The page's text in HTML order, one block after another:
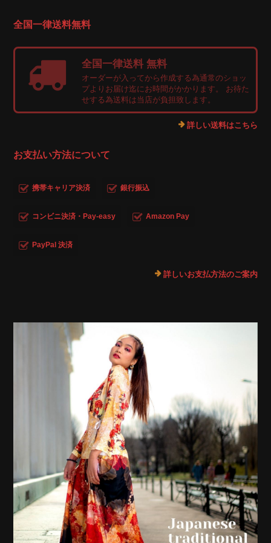
全国一律送料無料
全国一律送料 無料
オーダーが入ってから作成する為通常のショッ
プよりお届け迄にお時間がかかります。 お待た
せする為送料は当店が負担致します。
詳しい送料はこちら
お支払い方法について
携帯キャリア決済 銀行振込
コンビニ決済・Pay-easy Amazon Pay
PayPal 決済
詳しいお支払方法のご案内